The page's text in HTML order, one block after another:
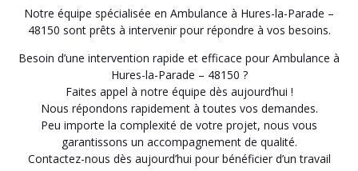
Notre équipe spécialisée en Ambulance à Hures-la-Parade –
48150 sont prêts à intervenir pour répondre à vos besoins.
Besoin d’une intervention rapide et efficace pour Ambulance à
Hures-la-Parade – 48150 ?
Faites appel à notre équipe dès aujourd’hui !
Nous répondons rapidement à toutes vos demandes.
Peu importe la complexité de votre projet, nous vous
garantissons un accompagnement de qualité.
Contactez-nous dès aujourd’hui pour bénéficier d’un travail